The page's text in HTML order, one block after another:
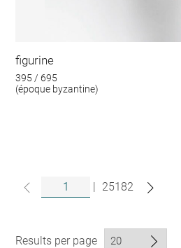
figurine
395 / 695
(époque byzantine)
| 25182
Results per page